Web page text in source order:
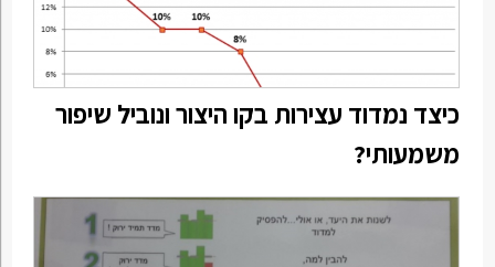
כיצד נמדוד עצירות בקו היצור ונוביל שיפור
משמעותי?